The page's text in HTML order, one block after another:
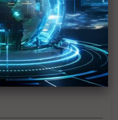
菌後勢看俏
延至2月中開工
陣營鬆動擔憂